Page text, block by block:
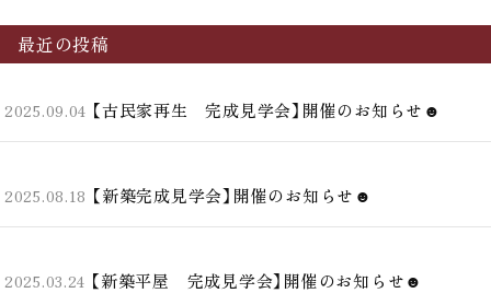
最近の投稿
2025.09.04 【古民家再生 完成見学会】開催のお知らせ☻
2025.08.18 【新築完成見学会】開催のお知らせ☻
2025.03.24 【新築平屋 完成見学会】開催のお知らせ☻